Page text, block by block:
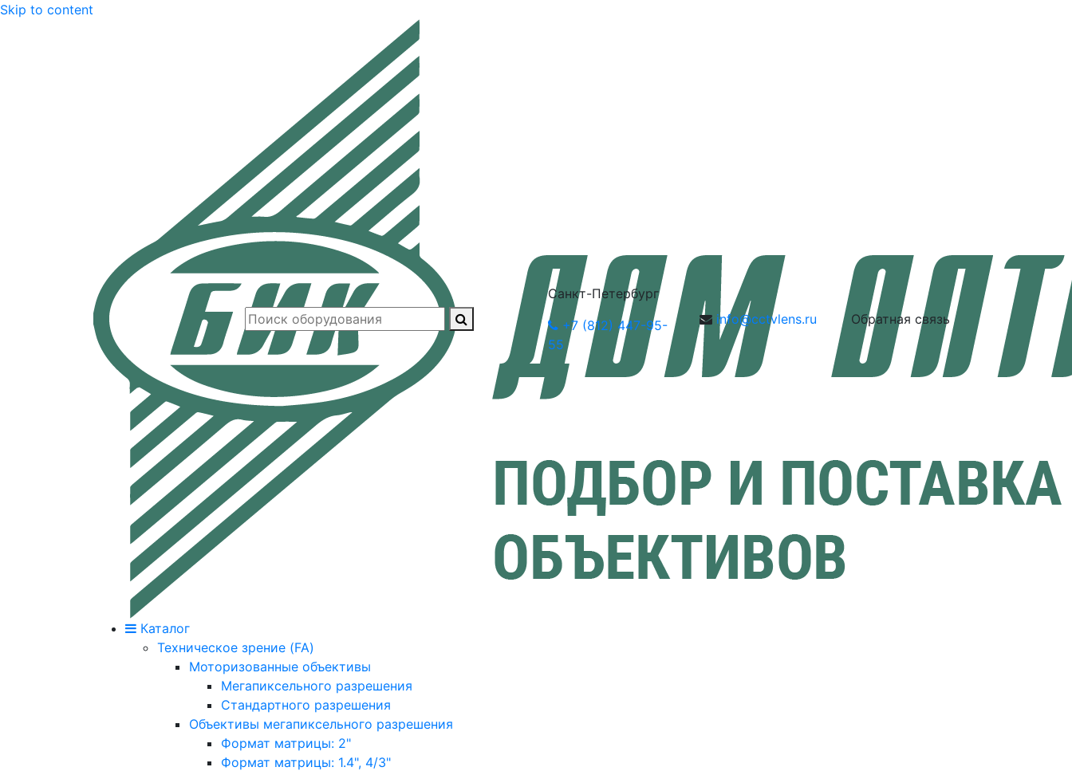
Skip to content
Санкт-Петербург
+7 (812) 447-95-
55
info@cctvlens.ru Обратная связь
Каталог
Техническое зрение (FA)
Моторизованные объективы
Мегапиксельного разрешения
Стандартного разрешения
Объективы мегапиксельного разрешения
Формат матрицы: 2"
Формат матрицы: 1.4", 4/3"